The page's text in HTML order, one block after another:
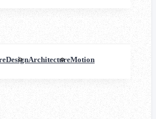
DesignArchitectureMotion